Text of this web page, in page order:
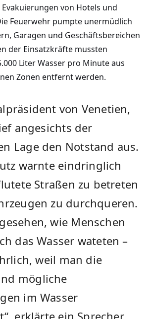
von Hotels und
Feuerwehr pumpte unermüdlich
Garagen und Geschäftsbereichen
der Einsatzkräfte mussten
Liter Wasser pro Minute aus
Zonen entfernt werden.
von Venetien,
angesichts der
Lage den Notstand aus.
warnte eindringlich
Straßen zu betreten
zu durchqueren.
wie Menschen
das Wasser wateten –
weil man die
mögliche
im Wasser